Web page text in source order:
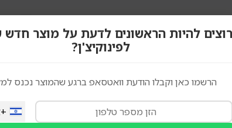
רוצים להיות הראשונים לדעת על מוצר חדש
לפינוקיצ'ן?
הרשמו כאן וקבלו הודעת וואטסאפ ברגע שהמוצר נכנס
+972